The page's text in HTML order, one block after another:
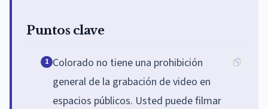
Puntos clave
1 Colorado no tiene una prohibición
general de la grabación de video en
espacios públicos. Usted puede filmar